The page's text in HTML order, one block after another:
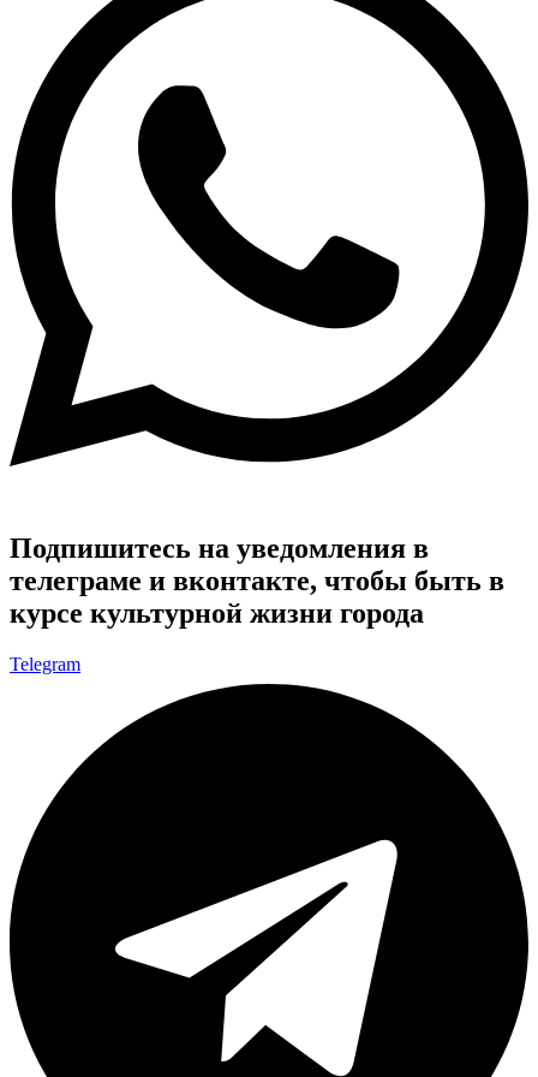
Подпишитесь на уведомления в
телеграме и вконтакте, чтобы быть в
курсе культурной жизни города
Telegram